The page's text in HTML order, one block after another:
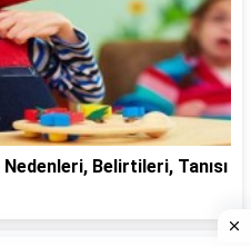
Belirtileri, Tanısı